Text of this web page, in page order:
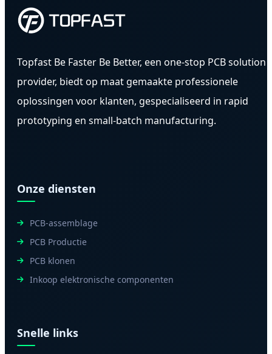
Topfast Be Faster Be Better, een one-stop PCB solution
provider, biedt op maat gemaakte professionele
oplossingen voor klanten, gespecialiseerd in rapid
prototyping en small-batch manufacturing.
Onze diensten
PCB-assemblage
PCB Productie
PCB klonen
Inkoop elektronische componenten
Snelle links